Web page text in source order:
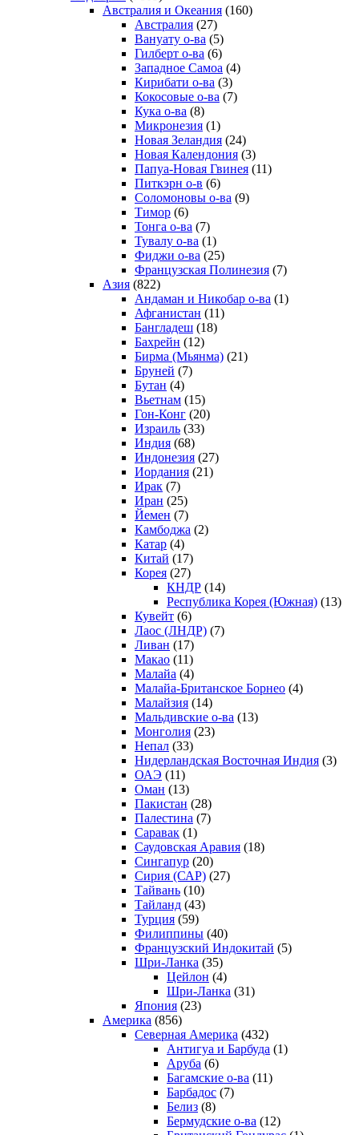
Австралия и Океания (160)
Австралия (27)
Вануату о-ва (5)
Гилберт о-ва (6)
Западное Самоа (4)
Кирибати о-ва (3)
Кокосовые о-ва (7)
Кука о-ва (8)
Микронезия (1)
Новая Зеландия (24)
Новая Календония (3)
Папуа-Новая Гвинея (11)
Питкэрн о-в (6)
Соломоновы о-ва (9)
Тимор (6)
Тонга о-ва (7)
Тувалу о-ва (1)
Фиджи о-ва (25)
Французская Полинезия (7)
Азия (822)
Андаман и Никобар о-ва (1)
Афганистан (11)
Бангладеш (18)
Бахрейн (12)
Бирма (Мьянма) (21)
Бруней (7)
Бутан (4)
Вьетнам (15)
Гон-Конг (20)
Израиль (33)
Индия (68)
Индонезия (27)
Иордания (21)
Ирак (7)
Иран (25)
Йемен (7)
Камбоджа (2)
Катар (4)
Китай (17)
Корея (27)
КНДР (14)
Республика Корея (Южная) (13)
Кувейт (6)
Лаос (ЛНДР) (7)
Ливан (17)
Макао (11)
Малайа (4)
Малайа-Британское Борнео (4)
Малайзия (14)
Мальдивские о-ва (13)
Монголия (23)
Непал (33)
Нидерландская Восточная Индия (3)
ОАЭ (11)
Оман (13)
Пакистан (28)
Палестина (7)
Саравак (1)
Саудовская Аравия (18)
Сингапур (20)
Сирия (САР) (27)
Тайвань (10)
Тайланд (43)
Турция (59)
Филиппины (40)
Французский Индокитай (5)
Шри-Ланка (35)
Цейлон (4)
Шри-Ланка (31)
Япония (23)
Америка (856)
Северная Америка (432)
Антигуа и Барбуда (1)
Аруба (6)
Багамские о-ва (11)
Барбадос (7)
Белиз (8)
Бермудские о-ва (12)